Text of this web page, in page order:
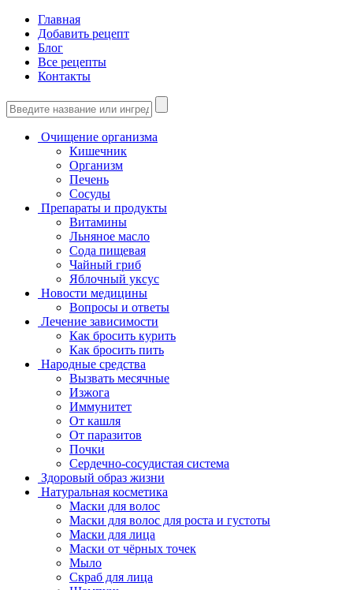
Главная
Добавить рецепт
Блог
Все рецепты
Контакты
Очищение организма
Кишечник
Организм
Печень
Сосуды
Препараты и продукты
Витамины
Льняное масло
Сода пищевая
Чайный гриб
Яблочный уксус
Новости медицины
Вопросы и ответы
Лечение зависимости
Как бросить курить
Как бросить пить
Народные средства
Вызвать месячные
Изжога
Иммунитет
От кашля
От паразитов
Почки
Сердечно-сосудистая система
Здоровый образ жизни
Натуральная косметика
Маски для волос
Маски для волос для роста и густоты
Маски для лица
Маски от чёрных точек
Мыло
Скраб для лица